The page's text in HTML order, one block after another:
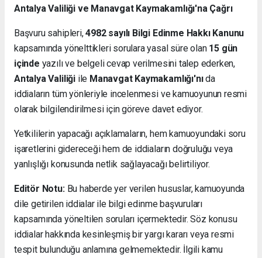
Antalya Valiliği ve Manavgat Kaymakamlığı'na Çağrı
Başvuru sahipleri,4982 sayılı Bilgi Edinme Hakkı Kanunu
kapsamında yönelttikleri sorulara yasal süre olan 15 gün
içinde yazılı ve belgeli cevap verilmesini talep ederken,
Antalya Valiliğiile Manavgat Kaymakamlığı'nıda
iddiaların tüm yönleriyle incelenmesi ve kamuoyunun resmi
olarak bilgilendirilmesi için göreve davet ediyor.
Yetkililerin yapacağı açıklamaların, hem kamuoyundaki soru
işaretlerini gidereceği hem de iddiaların doğruluğu veya
yanlışlığı konusunda netlik sağlayacağı belirtiliyor.
Editör Notu:Bu haberde yer verilen hususlar, kamuoyunda
dile getirilen iddialar ile bilgi edinme başvuruları
kapsamında yöneltilen soruları içermektedir. Söz konusu
iddialar hakkında kesinleşmiş bir yargı kararı veya resmi
tespit bulunduğu anlamına gelmemektedir. İlgili kamu